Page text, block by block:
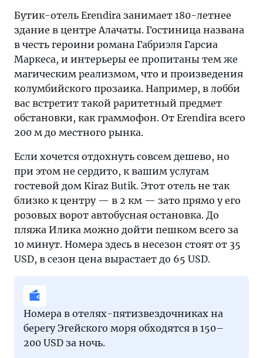
Бутик-отель Erendira занимает 180-летнее
здание в центре Алачаты. Гостиница названа
в честь героини романа Габриэля Гарсиа
Маркеса, и интерьеры ее пропитаны тем же
магическим реализмом, что и произведения
колумбийского прозаика. Например, в лобби
вас встретит такой раритетный предмет
обстановки, как граммофон. От Erendira всего
200 м до местного рынка.
Если хочется отдохнуть совсем дешево, но
при этом не сердито, к вашим услугам
гостевой дом Kiraz Butik. Этот отель не так
близко к центру — в 2 км — зато прямо у его
розовых ворот автобусная остановка. До
пляжа Илика можно дойти пешком всего за
10 минут. Номера здесь в несезон стоят от 35
USD, в сезон цена вырастает до 65 USD.
Номера в отелях-пятизвездочниках на
берегу Эгейского моря обходятся в 150–
200 USD за ночь.